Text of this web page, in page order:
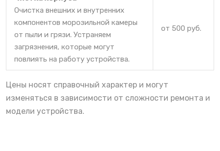
Очистка внешних и внутренних
компонентов морозильной камеры
от пыли и грязи. Устраняем
загрязнения, которые могут
повлиять на работу устройства.
от 500 руб.
Цены носят справочный характер и могут
изменяться в зависимости от сложности ремонта и
модели устройства.